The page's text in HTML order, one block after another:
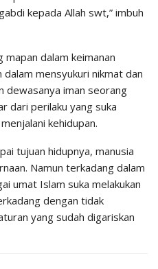
kepada Allah swt,” imbuh
dalam keimanan
mensyukuri nikmat dan
dewasanya iman seorang
dari perilaku yang suka
kehidupan.
tujuan hidupnya, manusia
Namun terkadang dalam
umat Islam suka melakukan
dengan tidak
yang sudah digariskan